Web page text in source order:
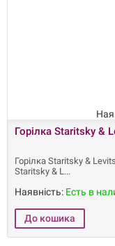
Горілка Staritsky &
Горілка Staritsky &
Staritsky & L
Наявність: Есть в